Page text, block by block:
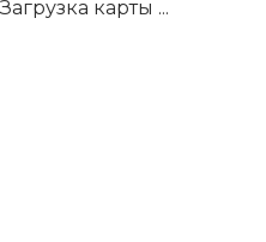
Загрузка карты ...